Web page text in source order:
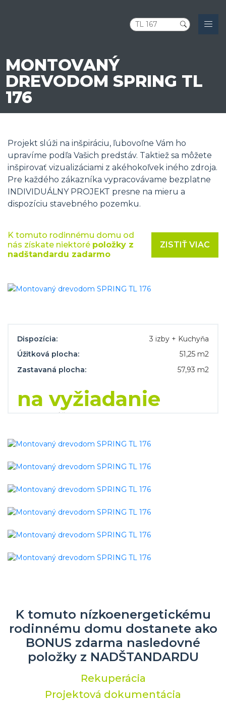
MONTOVANÝ
DREVODOM SPRING TL
176
Projekt slúži na inšpiráciu, ľubovoľne Vám ho
upravíme podľa Vašich predstáv. Taktiež sa môžete
inšpirovať vizualizáciami z akéhokoľvek iného zdroja.
Pre každého zákazníka vypracovávame bezplatne
INDIVIDUÁLNY PROJEKT presne na mieru a
dispozíciu stavebného pozemku.
K tomuto rodinnému domu od
nás získate niektoré položky z
nadštandardu zadarmo
ZISTIŤ VIAC
Dispozícia:
3 izby + Kuchyňa
Úžitková plocha:
51,25 m2
Zastavaná plocha:
57,93 m2
na vyžiadanie
K tomuto nízkoenergetickému
rodinnému domu dostanete ako
BONUS zdarma nasledovné
položky z NADŠTANDARDU
Rekuperácia
Projektová dokumentácia